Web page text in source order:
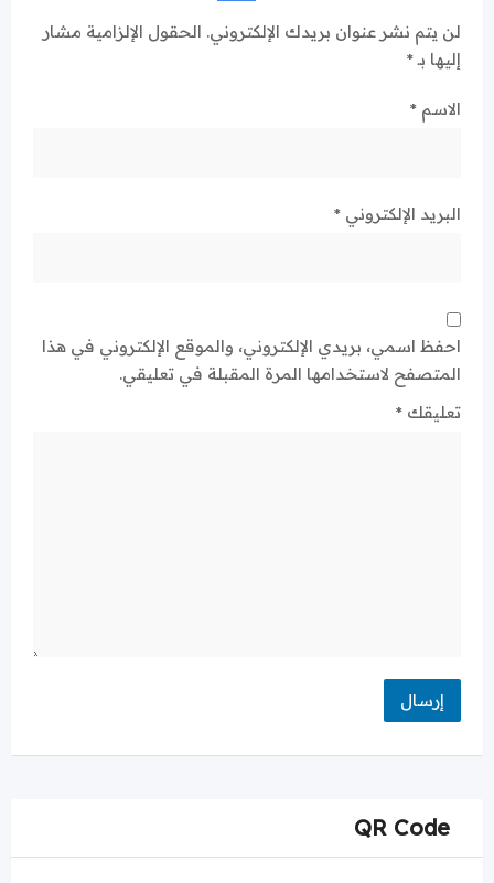
لن يتم نشر عنوان بريدك الإلكتروني. الحقول الإلزامية مشار
إليها بـ*
الاسم *
البريد الإلكتروني *
احفظ اسمي، بريدي الإلكتروني، والموقع الإلكتروني في هذا
المتصفح لاستخدامها المرة المقبلة في تعليقي.
تعليقك *
QR Code